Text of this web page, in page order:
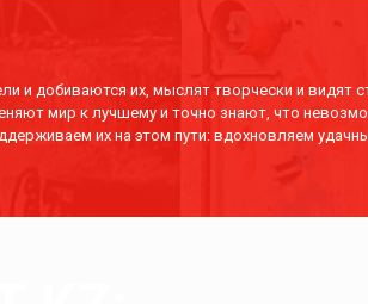
и добиваются их, мыслят творчески и видят
мир к лучшему и точно знают, что
их на этом пути: вдохновляем